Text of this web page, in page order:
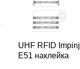
UHF RFID Impinj
E51 наклейка